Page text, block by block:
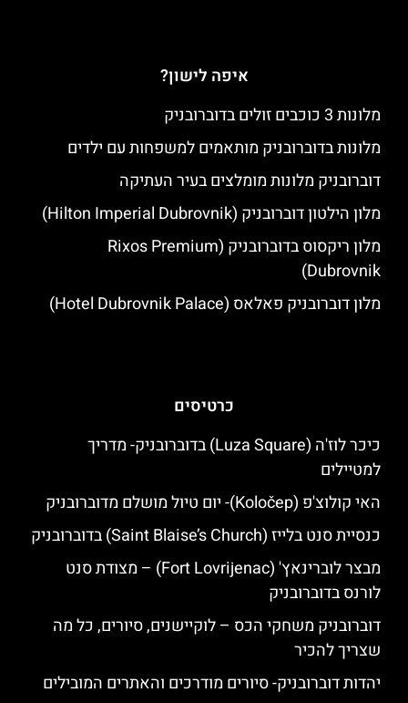
איפה לישון?
מלונות 3 כוכבים זולים בדוברובניק
מלונות בדוברובניק מותאמים למשפחות עם ילדים
דוברובניק מלונות מומלצים בעיר העתיקה
מלון הילטון דוברובניק (Hilton Imperial Dubrovnik)
מלון ריקסוס בדוברובניק (Rixos Premium
Dubrovnik)
מלון דוברובניק פאלאס (Hotel Dubrovnik Palace)
כרטיסים
כיכר לוז'ה (Luza Square) בדוברובניק- מדריך
למטיילים
האי קולוצ'פ (Koločep)- יום טיול מושלם מדוברובניק
כנסיית סנט בלייז (Saint Blaise’s Church) בדוברובניק
מבצר לוברינאץ' (Fort Lovrijenac) – מצודת סנט
לורנס בדוברובניק
דוברובניק משחקי הכס – לוקיישנים, סיורים, כל מה
שצריך להכיר
יהדות דוברובניק- סיורים מודרכים והאתרים המובילים